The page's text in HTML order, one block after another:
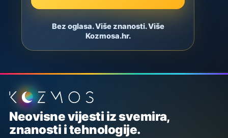
Bez oglasa. Više znanosti. Više
Kozmosa.hr.
Podnožje stranice
Neovisne vijesti iz svemira,
znanosti i tehnologije.